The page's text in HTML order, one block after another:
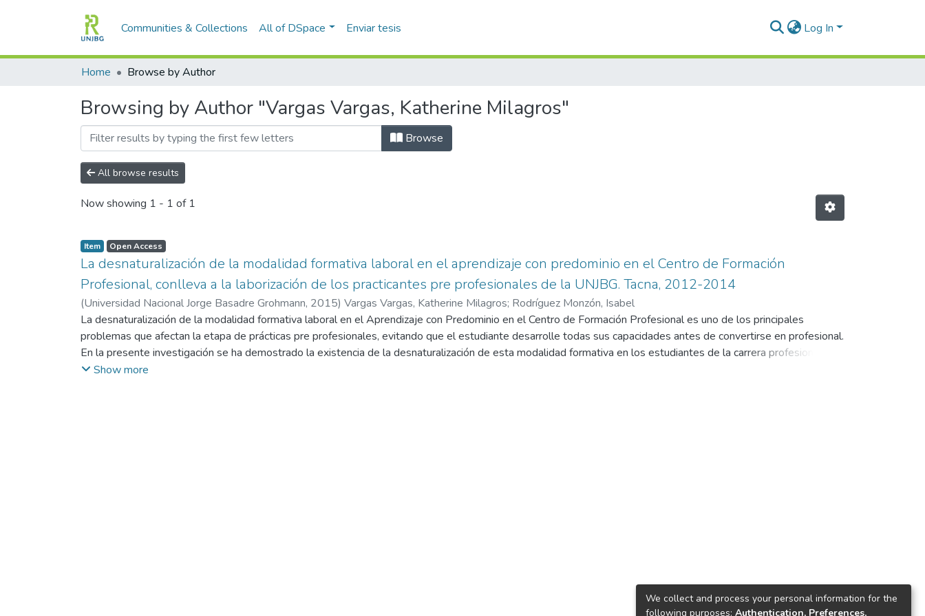
Communities & Collections All of DSpace Enviar tesis Log In
Home Browse by Author
Browsing by Author "Vargas Vargas, Katherine Milagros"
Browse
All browse results
Now showing 1 - 1 of 1
Item Open Access
La desnaturalización de la modalidad formativa laboral en el aprendizaje con predominio en el Centro de Formación
Profesional, conlleva a la laborización de los practicantes pre profesionales de la UNJBG. Tacna, 2012-2014
(Universidad Nacional Jorge Basadre Grohmann, 2015) Vargas Vargas, Katherine Milagros; Rodríguez Monzón, Isabel
La desnaturalización de la modalidad formativa laboral en el Aprendizaje con Predominio en el Centro de Formación Profesional es uno de los principales
problemas que afectan la etapa de prácticas pre profesionales, evitando que el estudiante desarrolle todas sus capacidades antes de convertirse en profesional.
En la presente investigación se ha demostrado la existencia de la desnaturalización de esta modalidad formativa en los estudiantes de la carrera profesional de
Derecho y Cs. Políticas de la Universidad Nacional Jorge Basadre Grohmann. El principal incumplimiento es la falta de convenios entre las empresas y la
Show more
We collect and process your personal information for the
following purposes: Authentication, Preferences,